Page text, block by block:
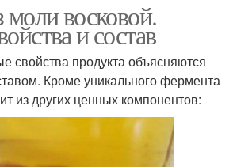
моли восковой.
и состав
свойства продукта объясняются
Кроме уникального фермента
из других ценных компонентов: